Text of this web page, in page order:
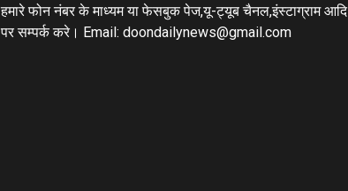
हमारे फोन नंबर के माध्यम या फेसबुक पेज,यू-ट्यूब चैनल,इंस्टाग्राम आदि
पर सम्पर्क करे। Email: doondailynews@gmail.com